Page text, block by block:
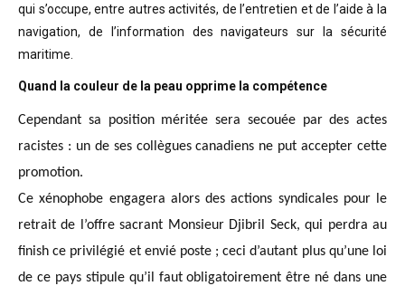
qui s’occupe, entre autres activités, de l’entretien et de l’aide à la
navigation, de l’information des navigateurs sur la sécurité
maritime.
Quand la couleur de la peau opprime la compétence
Cependant sa position méritée sera secouée par des actes
racistes : un de ses collègues canadiens ne put accepter cette
promotion.
Ce xénophobe engagera alors des actions syndicales pour le
retrait de l’offre sacrant Monsieur Djibril Seck, qui perdra au
finish ce privilégié et envié poste ; ceci d’autant plus qu’une loi
de ce pays stipule qu’il faut obligatoirement être né dans une